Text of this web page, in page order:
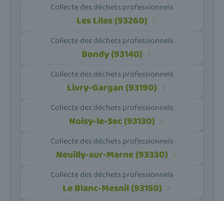
Collecte des déchets professionnels
Les Lilas (93260)
Collecte des déchets professionnels
Bondy (93140)
Collecte des déchets professionnels
Livry-Gargan (93190)
Collecte des déchets professionnels
Noisy-le-Sec (93130)
Collecte des déchets professionnels
Neuilly-sur-Marne (93330)
Collecte des déchets professionnels
Le Blanc-Mesnil (93150)